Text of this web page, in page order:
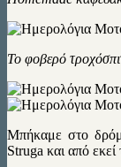
Το φοβερό
Μπήκαμε στο
Struga και από